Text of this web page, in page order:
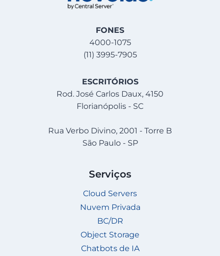
FONES
4000-1075
(11) 3995-7905
ESCRITÓRIOS
Rod. José Carlos Daux, 4150
Florianópolis - SC
Rua Verbo Divino, 2001 - Torre B
São Paulo - SP
Serviços
Cloud Servers
Nuvem Privada
BC/DR
Object Storage
Chatbots de IA